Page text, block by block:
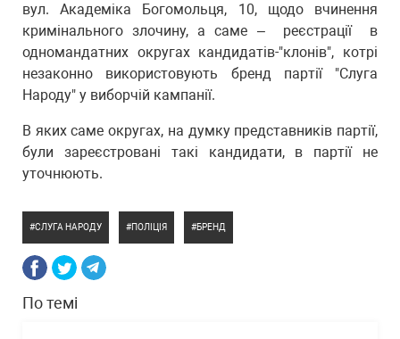
вул. Академіка Богомольця, 10, щодо вчинення
кримінального злочину, а саме – реєстрації в
одномандатних округах кандидатів-"клонів", котрі
незаконно використовують бренд партії "Слуга
Народу" у виборчій кампанії.
В яких саме округах, на думку представників партії,
були зареєстровані такі кандидати, в партії не
уточнюють.
СЛУГА НАРОДУ ПОЛІЦІЯ БРЕНД
По темі